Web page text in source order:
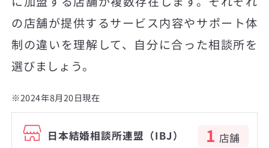
の店舗が提供するサービス内容やサポート体
制の違いを理解して、自分に合った相談所を
選びましょう。
※2024年8月20日現在
日本結婚相談所連盟（IBJ） 1 店舗